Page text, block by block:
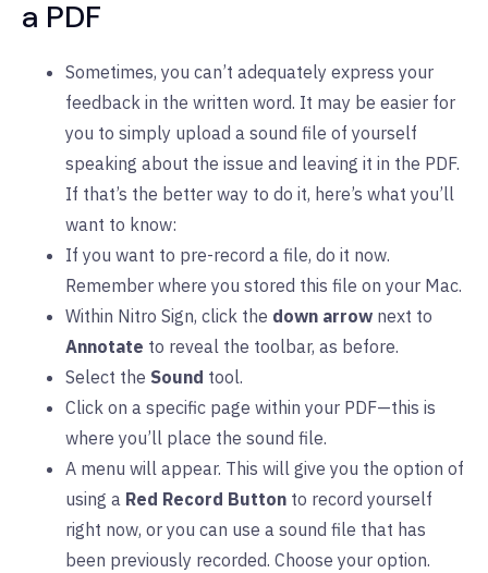
a PDF
Sometimes, you can’t adequately express your
feedback in the written word. It may be easier for
you to simply upload a sound file of yourself
speaking about the issue and leaving it in the PDF.
If that’s the better way to do it, here’s what you’ll
want to know:
If you want to pre-record a file, do it now.
Remember where you stored this file on your Mac.
Within Nitro Sign, click the down arrow next to
Annotate to reveal the toolbar, as before.
Select the Sound tool.
Click on a specific page within your PDF—this is
where you’ll place the sound file.
A menu will appear. This will give you the option of
using a Red Record Button to record yourself
right now, or you can use a sound file that has
been previously recorded. Choose your option.